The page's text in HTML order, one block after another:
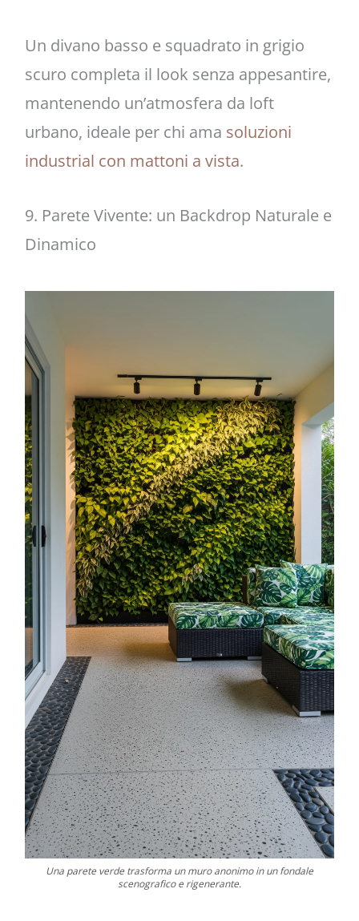
Un divano basso e squadrato in grigio
scuro completa il look senza appesantire,
mantenendo un’atmosfera da loft
urbano, ideale per chi ama soluzioni
industrial con mattoni a vista.
9. Parete Vivente: un Backdrop Naturale e
Dinamico
Una parete verde trasforma un muro anonimo in un fondale
scenografico e rigenerante.